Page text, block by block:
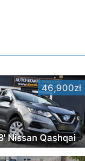
46,900zł
Nissan Qashqai